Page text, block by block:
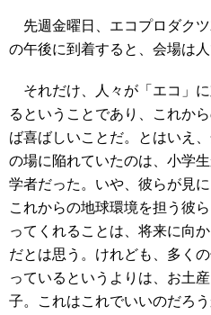
先週金曜日、エコプロダクツ
の午後に到着すると、会場は人
それだけ、人々が「エコ」
るということであり、これか
ば喜ばしいことだ。とはいえ
の場に陥れていたのは、小学
学者だった。いや、彼らが見
これからの地球環境を担う彼
ってくれることは、将来に向
だとは思う。けれども、多く
っているというよりは、お土
子。これはこれでいいのだろ